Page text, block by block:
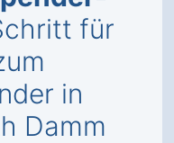
für
in
Damm